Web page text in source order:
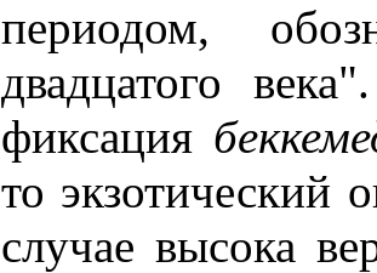
периодом,
двадцатого
фиксация
то экзотический
случае высока